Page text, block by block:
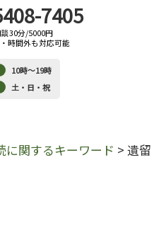
7405
30分/5000円
時間外も対応可能
10時～19時
土・日・祝
に関するキーワード > 遺留